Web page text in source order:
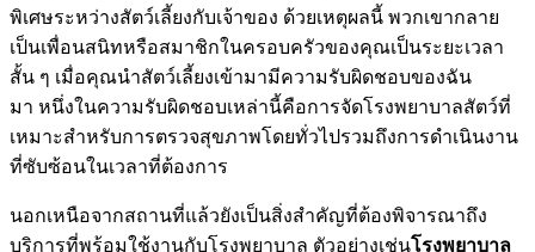
พิเศษระหว่างสัตว์เลี้ยงกับเจ้าของ ด้วยเหตุผลนี้ พวกเขากลาย
เป็นเพื่อนสนิทหรือสมาชิกในครอบครัวของคุณเป็นระยะเวลา
สั้น ๆ เมื่อคุณนำสัตว์เลี้ยงเข้ามามีความรับผิดชอบของฉัน
มา หนึ่งในความรับผิดชอบเหล่านี้คือการจัดโรงพยาบาลสัตว์ที่
เหมาะสำหรับการตรวจสุขภาพโดยทั่วไปรวมถึงการดำเนินงาน
ที่ซับซ้อนในเวลาที่ต้องการ
นอกเหนือจากสถานที่แล้วยังเป็นสิ่งสำคัญที่ต้องพิจารณาถึง
บริการที่พร้อมใช้งานกับโรงพยาบาล ตัวอย่างเช่นโรงพยาบาล